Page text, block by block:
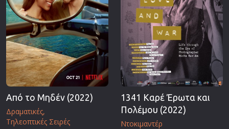
Από το Μηδέν (2022)
Δραματικές
Τηλεοπτικές Σειρές
1341 Καρέ Έρωτα και
Πολέμου (2022)
Ντοκιμαντέρ